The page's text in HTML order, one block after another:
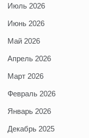
Июль 2026
Июнь 2026
Май 2026
Апрель 2026
Март 2026
Февраль 2026
Январь 2026
Декабрь 2025